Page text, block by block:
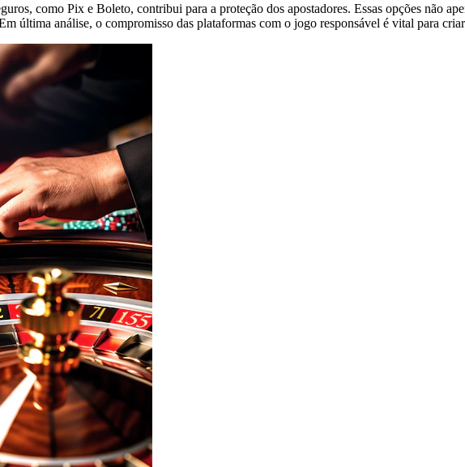
como Pix e Boleto, contribui para a proteção dos apostadores. Essas opções não
última análise, o compromisso das plataformas com o jogo responsável é vital para